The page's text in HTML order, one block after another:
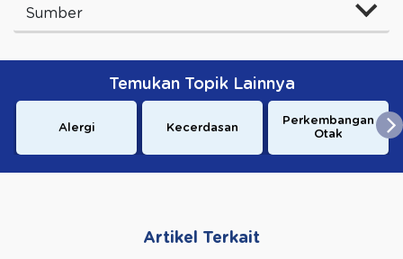
Sumber
Temukan Topik Lainnya
Alergi Kecerdasan
Perkembangan
Otak
Artikel Terkait